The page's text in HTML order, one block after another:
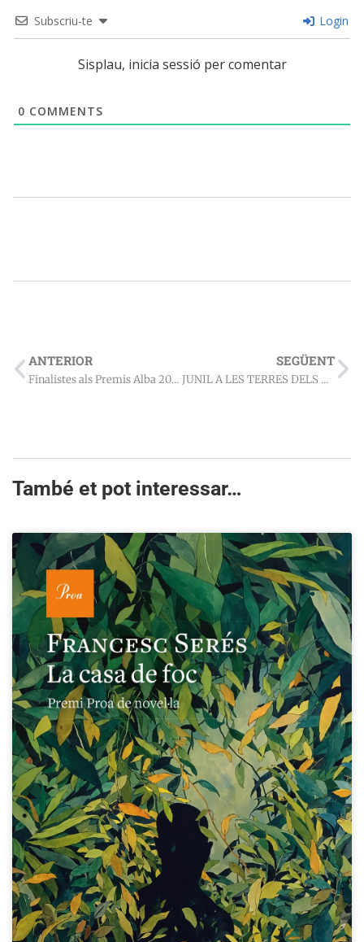
Subscriu-te Login
Sisplau, inicia sessió per comentar
0 COMMENTS
ANTERIOR
Finalistes als Premis Alba 2021
SEGÜENT
JUNIL A LES TERRES DELS BÀRBARS (2021) – Joan-Lluís Lluís
També et pot interessar…